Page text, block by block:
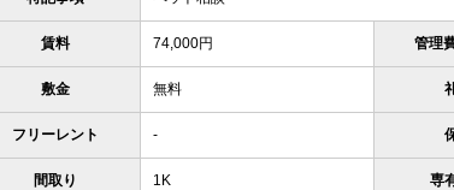
賃料 74,000円 管理
敷金 無料
フリーレント -
間取り 1K 専